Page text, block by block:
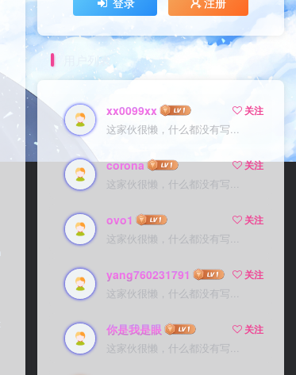
-F'-' '{print $1, $2}')   root@linux~#
| awk -F'-' '{print $1, $2}'`   > EOF
用户列表
xx0099xx
关注
这家伙很懒，什么都没有写...
corona
关注
这家伙很懒，什么都没有写...
ovo1
关注
这家伙很懒，什么都没有写...
yang760231791
关注
这家伙很懒，什么都没有写...
你是我是眼
关注
这家伙很懒，什么都没有写...